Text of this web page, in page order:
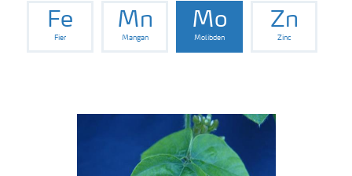
Fe
Fier
Mn
Mangan
Mo
Molibden
Zn
Zinc